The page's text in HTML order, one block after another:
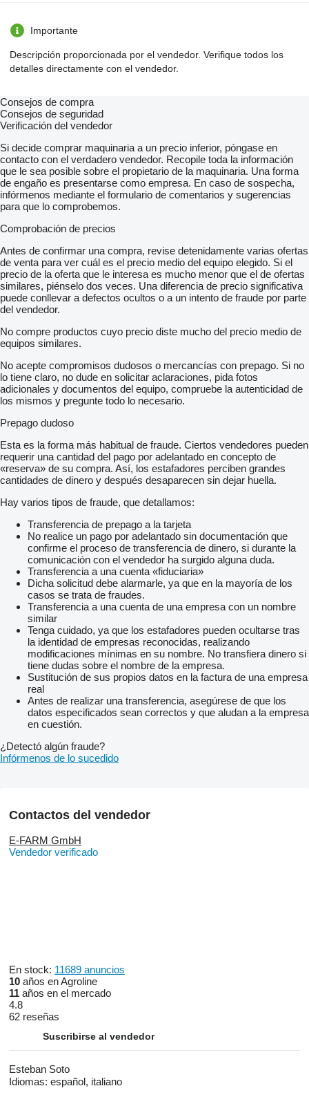
Importante
Descripción proporcionada por el vendedor. Verifique todos los
detalles directamente con el vendedor.
Consejos de compra
Consejos de seguridad
Verificación del vendedor
Si decide comprar maquinaria a un precio inferior, póngase en
contacto con el verdadero vendedor. Recopile toda la información
que le sea posible sobre el propietario de la maquinaria. Una forma
de engaño es presentarse como empresa. En caso de sospecha,
infórmenos mediante el formulario de comentarios y sugerencias
para que lo comprobemos.
Comprobación de precios
Antes de confirmar una compra, revise detenidamente varias ofertas
de venta para ver cuál es el precio medio del equipo elegido. Si el
precio de la oferta que le interesa es mucho menor que el de ofertas
similares, piénselo dos veces. Una diferencia de precio significativa
puede conllevar a defectos ocultos o a un intento de fraude por parte
del vendedor.
No compre productos cuyo precio diste mucho del precio medio de
equipos similares.
No acepte compromisos dudosos o mercancías con prepago. Si no
lo tiene claro, no dude en solicitar aclaraciones, pida fotos
adicionales y documentos del equipo, compruebe la autenticidad de
los mismos y pregunte todo lo necesario.
Prepago dudoso
Esta es la forma más habitual de fraude. Ciertos vendedores pueden
requerir una cantidad del pago por adelantado en concepto de
«reserva» de su compra. Así, los estafadores perciben grandes
cantidades de dinero y después desaparecen sin dejar huella.
Hay varios tipos de fraude, que detallamos:
Transferencia de prepago a la tarjeta
No realice un pago por adelantado sin documentación que
confirme el proceso de transferencia de dinero, si durante la
comunicación con el vendedor ha surgido alguna duda.
Transferencia a una cuenta «fiduciaria»
Dicha solicitud debe alarmarle, ya que en la mayoría de los
casos se trata de fraudes.
Transferencia a una cuenta de una empresa con un nombre
similar
Tenga cuidado, ya que los estafadores pueden ocultarse tras
la identidad de empresas reconocidas, realizando
modificaciones mínimas en su nombre. No transfiera dinero si
tiene dudas sobre el nombre de la empresa.
Sustitución de sus propios datos en la factura de una empresa
real
Antes de realizar una transferencia, asegúrese de que los
datos especificados sean correctos y que aludan a la empresa
en cuestión.
¿Detectó algún fraude?
Infórmenos de lo sucedido
Contactos del vendedor
E-FARM GmbH
Vendedor verificado
En stock: 11689 anuncios
10 años en Agroline
11 años en el mercado
4.8
62 reseñas
Suscribirse al vendedor
Esteban Soto
Idiomas: español, italiano